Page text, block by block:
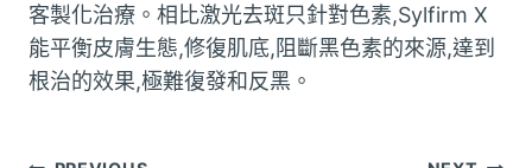
客製化治療。相比激光去斑只針對色素,Sylfirm X
能平衡皮膚生態,修復肌底,阻斷黑色素的來源,達到
根治的效果,極難復發和反黑。